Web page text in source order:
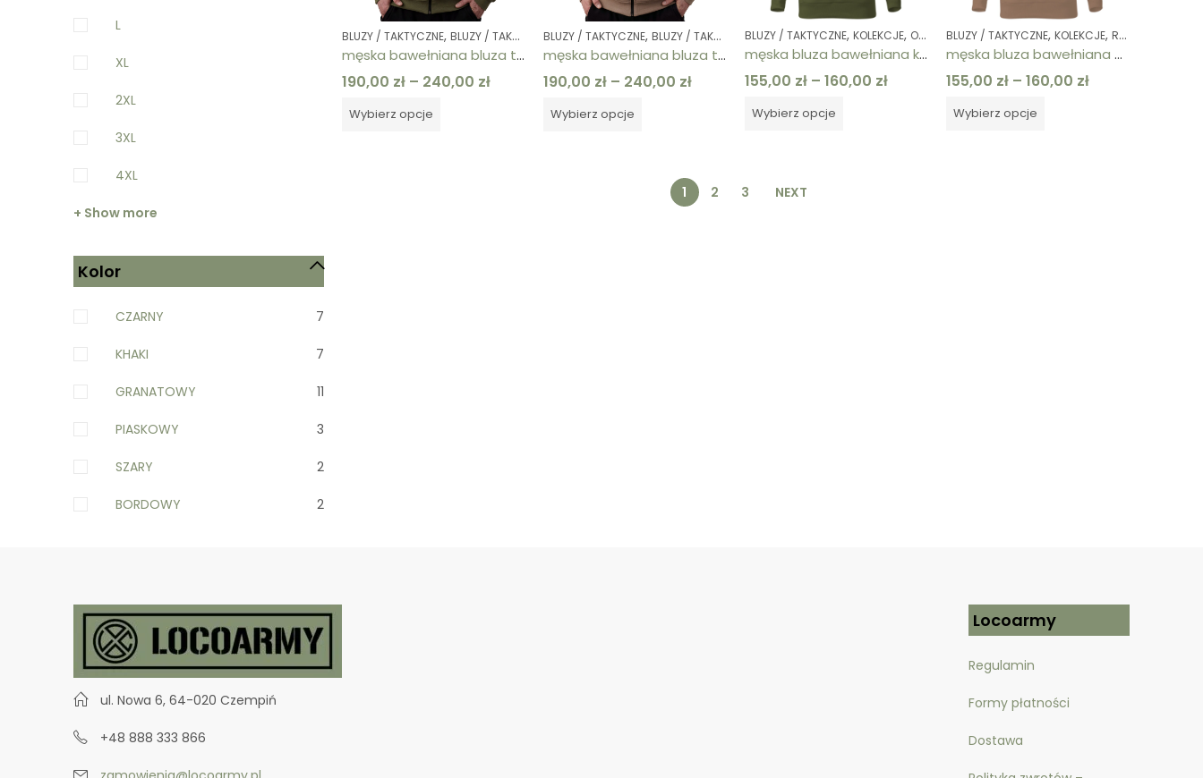
BLUZY / TAKTYCZNE, BLUZY / TAKTYCZNE ,BLUZY / TAKTYCZNE,BLUZY / TAKTYCZNE,BLUZY / TAKTYCZNE,DOWOLNY NADRUK NA LEWEJ PIERSI,DOWOLNY NADRUK NA
męska bawełniana bluza taktyczna rozpinana khaki z rzepem
190,00 zł – 240,00 zł
Wybierz opcje
BLUZY / TAKTYCZNE, BLUZY / TAKTYCZNE ,BLUZY / TAKTYCZNE,BLUZY / TAKTYCZNE,BLUZY / TAKTYCZNE,DOWOLNY NADRUK NA
męska bawełniana bluza taktyczna rozpinana piaskowa z rzepem
190,00 zł – 240,00 zł
Wybierz opcje
BLUZY / TAKTYCZNE, KOLEKCJE, ODZIEŻ MĘSKA ,RATOWNIK POLA WALKI,Z KAPTUREM
męska bluza bawełniana khaki ratownik pola walki
155,00 zł – 160,00 zł
Wybierz opcje
BLUZY / TAKTYCZNE, KOLEKCJE, RATOWNIK POLA WALKI
męska bluza bawełniana piaskowa ratownik pola walki
155,00 zł – 160,00 zł
Wybierz opcje
1 2 3 NEXT
L
XL
2XL
3XL
4XL
+ Show more
Kolor
CZARNY 7
KHAKI 7
GRANATOWY 11
PIASKOWY 3
SZARY 2
BORDOWY 2
ul. Nowa 6, 64-020 Czempiń
+48 888 333 866
Locoarmy
Regulamin
Formy płatności
Dostawa